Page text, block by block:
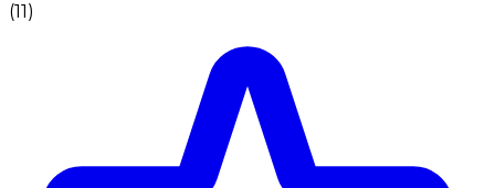
(11)